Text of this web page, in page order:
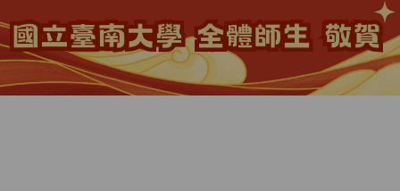
國立臺南大學師資培育中心，本中心學程之設立以培
育中等學校、國民小學、幼兒園、特殊教育等師資為
目的。